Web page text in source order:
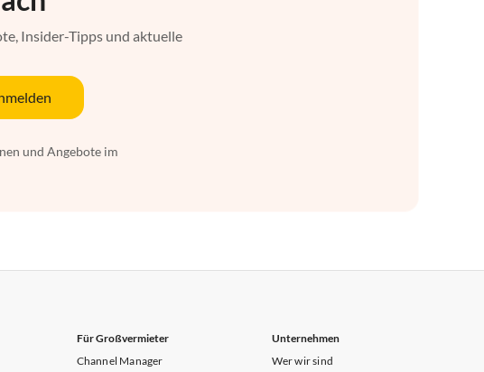
Insider-Tipps und aktuelle
und Angebote im
Für Großvermieter
Channel Manager
Unternehmen
Wer wir sind